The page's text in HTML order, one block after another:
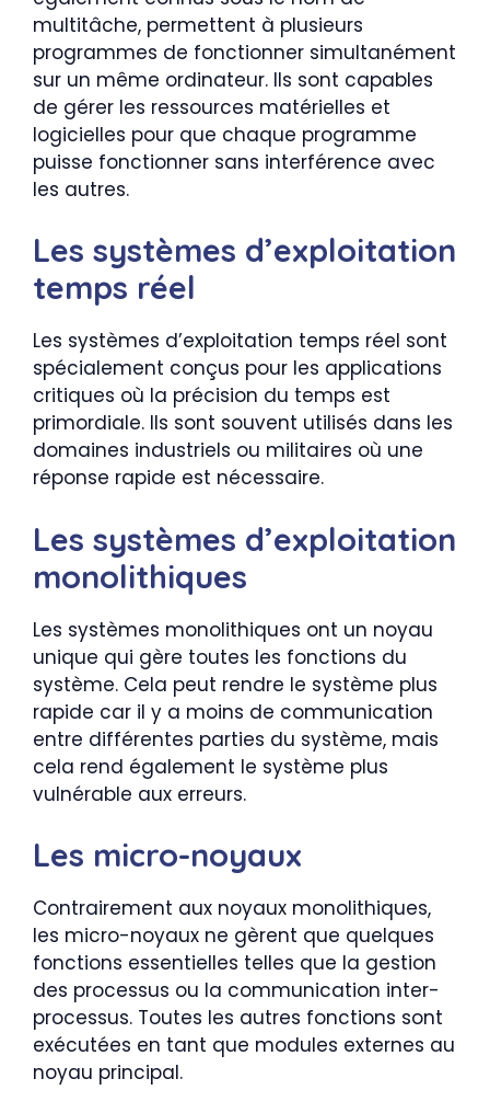
multitâche, permettent à plusieurs
programmes de fonctionner simultanément
sur un même ordinateur. Ils sont capables
de gérer les ressources matérielles et
logicielles pour que chaque programme
puisse fonctionner sans interférence avec
les autres.
Les systèmes d’exploitation
temps réel
Les systèmes d’exploitation temps réel sont
spécialement conçus pour les applications
critiques où la précision du temps est
primordiale. Ils sont souvent utilisés dans les
domaines industriels ou militaires où une
réponse rapide est nécessaire.
Les systèmes d’exploitation
monolithiques
Les systèmes monolithiques ont un noyau
unique qui gère toutes les fonctions du
système. Cela peut rendre le système plus
rapide car il y a moins de communication
entre différentes parties du système, mais
cela rend également le système plus
vulnérable aux erreurs.
Les micro-noyaux
Contrairement aux noyaux monolithiques,
les micro-noyaux ne gèrent que quelques
fonctions essentielles telles que la gestion
des processus ou la communication inter-
processus. Toutes les autres fonctions sont
exécutées en tant que modules externes au
noyau principal.